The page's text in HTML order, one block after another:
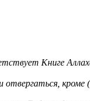
Книге
кроме